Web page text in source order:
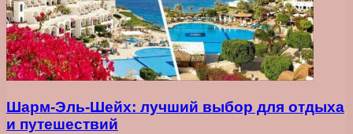
Шарм-Эль-Шейх: лучший выбор для отдыха
и путешествий